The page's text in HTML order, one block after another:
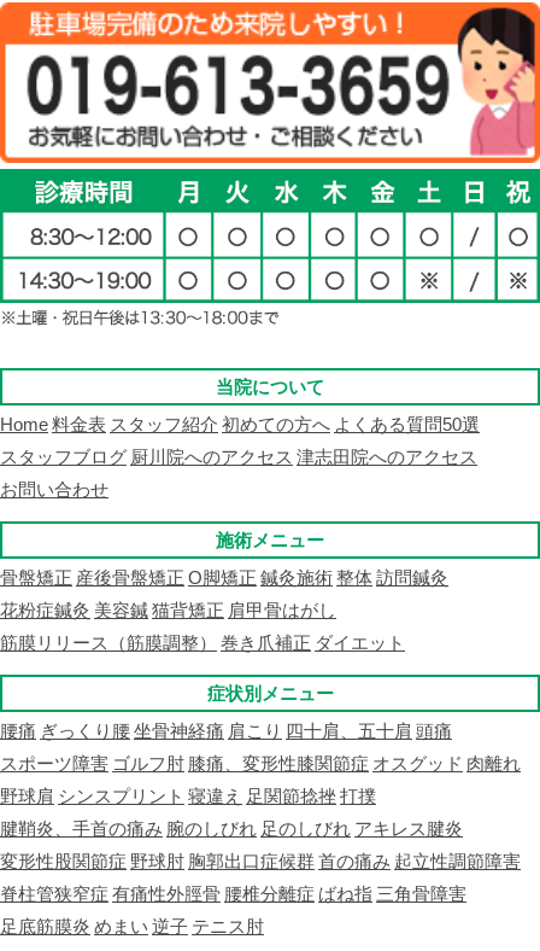
当院について
Home料金表 スタッフ紹介 初めての方へ よくある質問50選
スタッフブログ 厨川院へのアクセス 津志田院へのアクセス
お問い合わせ
施術メニュー
骨盤矯正 産後骨盤矯正 O脚矯正 鍼灸施術整体訪問鍼灸
花粉症鍼灸 美容鍼猫背矯正 肩甲骨はがし
筋膜リリース（筋膜調整）
巻き爪補正 ダイエット
症状別メニュー
腰痛 ぎっくり腰坐骨神経痛 肩こり 四十肩、五十肩 頭痛
スポーツ障害 ゴルフ肘 膝痛、変形性膝関節症 オスグッド 肉離れ
野球肩 シンスプリント 寝違え 足関節捻挫打撲
腱鞘炎、手首の痛み 腕のしびれ 足のしびれ アキレス腱炎
変形性股関節症 野球肘 胸郭出口症候群首の痛み 起立性調節障害
脊柱管狭窄症 有痛性外脛骨 腰椎分離症 ばね指 三角骨障害
足底筋膜炎 めまい 逆子 テニス肘